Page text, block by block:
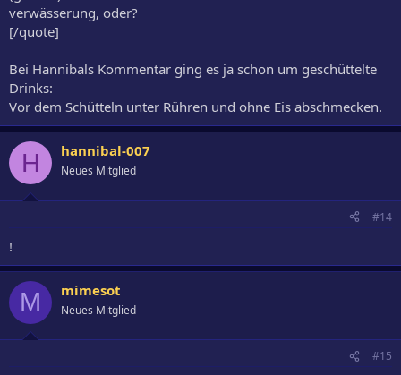
verwässerung, oder?
[/quote]
Bei Hannibals Kommentar ging es ja schon um geschüttelte
Drinks:
Vor dem Schütteln unter Rühren und ohne Eis abschmecken.
H hannibal-007
Neues Mitglied
#14
!
M mimesot
Neues Mitglied
#15